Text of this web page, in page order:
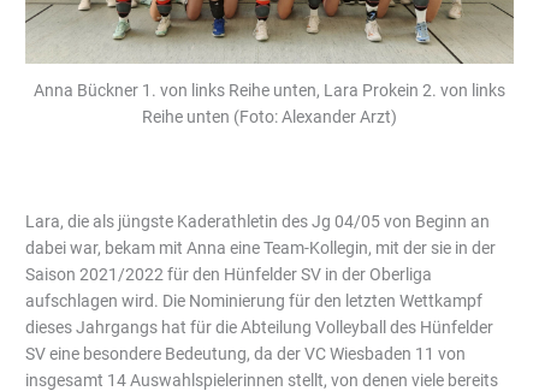
Anna Bückner 1. von links Reihe unten, Lara Prokein 2. von links
Reihe unten (Foto: Alexander Arzt)
Lara, die als jüngste Kaderathletin des Jg 04/05 von Beginn an
dabei war, bekam mit Anna eine Team-Kollegin, mit der sie in der
Saison 2021/2022 für den Hünfelder SV in der Oberliga
aufschlagen wird. Die Nominierung für den letzten Wettkampf
dieses Jahrgangs hat für die Abteilung Volleyball des Hünfelder
SV eine besondere Bedeutung, da der VC Wiesbaden 11 von
insgesamt 14 Auswahlspielerinnen stellt, von denen viele bereits